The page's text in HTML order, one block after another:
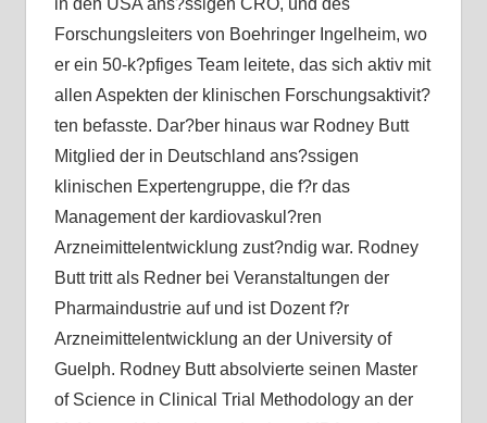
Forschungsleiters von Boehringer Ingelheim, wo
er ein 50-k?pfiges Team leitete, das sich aktiv mit
allen Aspekten der klinischen Forschungsaktivit?
ten befasste. Dar?ber hinaus war Rodney Butt
Mitglied der in Deutschland ans?ssigen
klinischen Expertengruppe, die f?r das
Management der kardiovaskul?ren
Arzneimittelentwicklung zust?ndig war. Rodney
Butt tritt als Redner bei Veranstaltungen der
Pharmaindustrie auf und ist Dozent f?r
Arzneimittelentwicklung an der University of
Guelph. Rodney Butt absolvierte seinen Master
of Science in Clinical Trial Methodology an der